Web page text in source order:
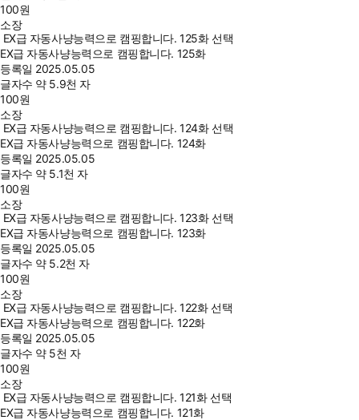
100원
소장
EX급 자동사냥능력으로 캠핑합니다. 125화 선택
EX급 자동사냥능력으로 캠핑합니다. 125화
등록일 2025.05.05
글자수 약 5.9천 자
100원
소장
EX급 자동사냥능력으로 캠핑합니다. 124화 선택
EX급 자동사냥능력으로 캠핑합니다. 124화
등록일 2025.05.05
글자수 약 5.1천 자
100원
소장
EX급 자동사냥능력으로 캠핑합니다. 123화 선택
EX급 자동사냥능력으로 캠핑합니다. 123화
등록일 2025.05.05
글자수 약 5.2천 자
100원
소장
EX급 자동사냥능력으로 캠핑합니다. 122화 선택
EX급 자동사냥능력으로 캠핑합니다. 122화
등록일 2025.05.05
글자수 약 5천 자
100원
소장
EX급 자동사냥능력으로 캠핑합니다. 121화 선택
EX급 자동사냥능력으로 캠핑합니다. 121화